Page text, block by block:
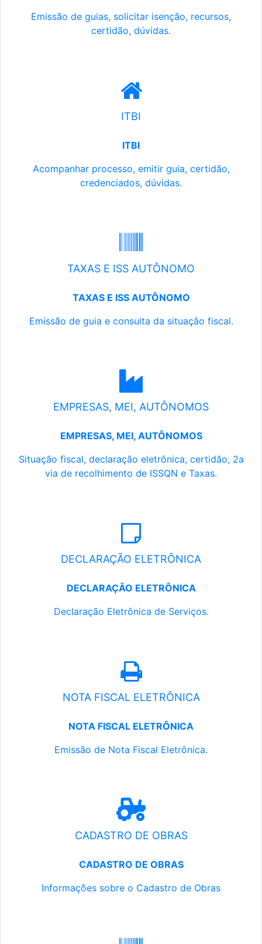
Emissão de guias, solicitar isenção, recursos,
certidão, dúvidas.
ITBI
ITBI
Acompanhar processo, emitir guia, certidão,
credenciados, dúvidas.
TAXAS E ISS AUTÔNOMO
TAXAS E ISS AUTÔNOMO
Emissão de guia e consulta da situação fiscal.
EMPRESAS, MEI, AUTÔNOMOS
EMPRESAS, MEI, AUTÔNOMOS
Situação fiscal, declaração eletrônica, certidão, 2a
via de recolhimento de ISSQN e Taxas.
DECLARAÇÃO ELETRÔNICA
DECLARAÇÃO ELETRÔNICA
Declaração Eletrônica de Serviços.
NOTA FISCAL ELETRÔNICA
NOTA FISCAL ELETRÔNICA
Emissão de Nota Fiscal Eletrônica.
CADASTRO DE OBRAS
CADASTRO DE OBRAS
Informações sobre o Cadastro de Obras